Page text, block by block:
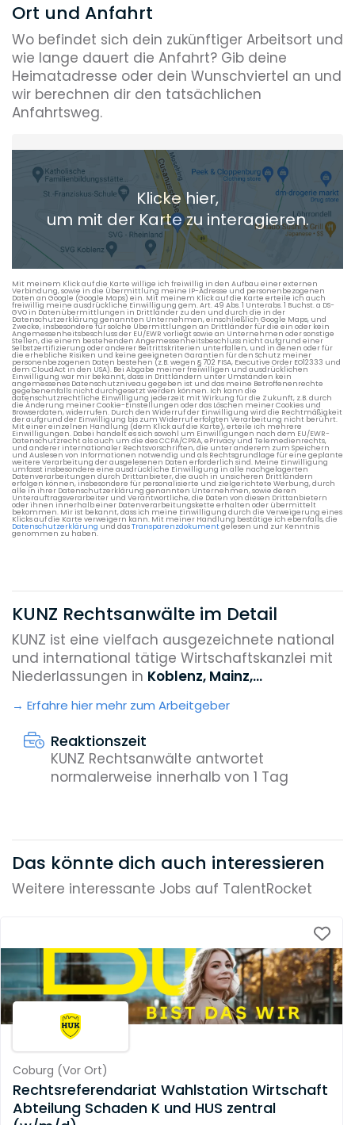
Ort und Anfahrt
Wo befindet sich dein zukünftiger Arbeitsort und
wie lange dauert die Anfahrt? Gib deine
Heimatadresse oder dein Wunschviertel an und
wir berechnen dir den tatsächlichen
Anfahrtsweg.
Heimatadresse oder Wunschort
+ Aktuellen Standort hinzufügen
Die berechneten Anreisezeiten basieren auf den
Verkehrsdaten eines typischen Dienstag morgens um 8:30.
Klicke hier,
um mit der Karte zu interagieren.
Mit meinem Klick auf die Karte willige ich freiwillig in den Aufbau einer externen
Verbindung, sowie in die Übermittlung meine IP-Adresse und personenbezogenen
Daten an Google (Google Maps) ein. Mit meinem Klick auf die Karte erteile ich auch
freiwillig meine ausdrückliche Einwilligung gem. Art. 49 Abs. 1 Unterabs. 1 Buchst. a DS-
GVO in Datenübermittlungen in Drittländer zu den und durch die in der
Datenschutzerklärung genannten Unternehmen, einschließlich Google Maps, und
Zwecke, insbesondere für solche Übermittlungen an Drittländer für die ein oder kein
Angemessenheitsbeschluss der EU/EWR vorliegt sowie an Unternehmen oder sonstige
Stellen, die einem bestehenden Angemessenheitsbeschluss nicht aufgrund einer
Selbstzertifizierung oder anderer Beitrittskriterien unterfallen, und in denen oder für
die erhebliche Risiken und keine geeigneten Garantien für den Schutz meiner
personenbezogenen Daten bestehen (z.B. wegen § 702 FISA, Executive Order EO12333 und
dem CloudAct in den USA). Bei Abgabe meiner freiwilligen und ausdrücklichen
Einwilligung war mir bekannt, dass in Drittländern unter Umständen kein
angemessenes Datenschutzniveau gegeben ist und das meine Betroffenenrechte
gegebenenfalls nicht durchgesetzt werden können. Ich kann die
datenschutzrechtliche Einwilligung jederzeit mit Wirkung für die Zukunft, z.B. durch
die Änderung meiner Cookie-Einstellungen oder das Löschen meiner Cookies und
Browserdaten, widerrufen. Durch den Widerruf der Einwilligung wird die Rechtmäßigkeit
der aufgrund der Einwilligung bis zum Widerruf erfolgten Verarbeitung nicht berührt.
Mit einer einzelnen Handlung (dem Klick auf die Karte), erteile ich mehrere
Einwilligungen. Dabei handelt es sich sowohl um Einwilligungen nach dem EU/EWR-
Datenschutzrecht als auch um die des CCPA/CPRA, ePrivacy und Telemedienrechts,
und anderer internationaler Rechtsvorschriften, die unter anderem zum Speichern
und Auslesen von Informationen notwendig und als Rechtsgrundlage für eine geplante
weitere Verarbeitung der ausgelesenen Daten erforderlich sind. Meine Einwilligung
umfasst insbesondere eine ausdrückliche Einwilligung in alle nachgelagerten
Datenverarbeitungen durch Drittanbieter, die auch in unsicheren Drittländern
erfolgen können, insbesondere für personalisierte und zielgerichtete Werbung, durch
alle in ihrer Datenschutzerklärung genannten Unternehmen, sowie deren
Unterauftragsverarbeiter und Verantwortliche, die Daten von diesen Drittanbietern
oder ihnen innerhalb einer Datenverarbeitungskette erhalten oder übermittelt
bekommen. Mir ist bekannt, dass ich meine Einwilligung durch die Verweigerung eines
Klicks auf die Karte verweigern kann. Mit meiner Handlung bestätige ich ebenfalls, die
Datenschutzerklärung und dasTransparenzdokumentgelesen und zur Kenntnis
genommen zu haben.
KUNZ Rechtsanwälte im Detail
KUNZ ist eine vielfach ausgezeichnete national
und international tätige Wirtschaftskanzlei mit
Niederlassungen in Koblenz, Mainz,...
Erfahre hier mehr zum Arbeitgeber
Reaktionszeit
KUNZ Rechtsanwälte antwortet
normalerweise innerhalb von 1 Tag
Das könnte dich auch interessieren
Weitere interessante Jobs auf TalentRocket
Coburg (Vor Ort)
Rechtsreferendariat Wahlstation Wirtschaft
Abteilung Schaden K und HUS zentral